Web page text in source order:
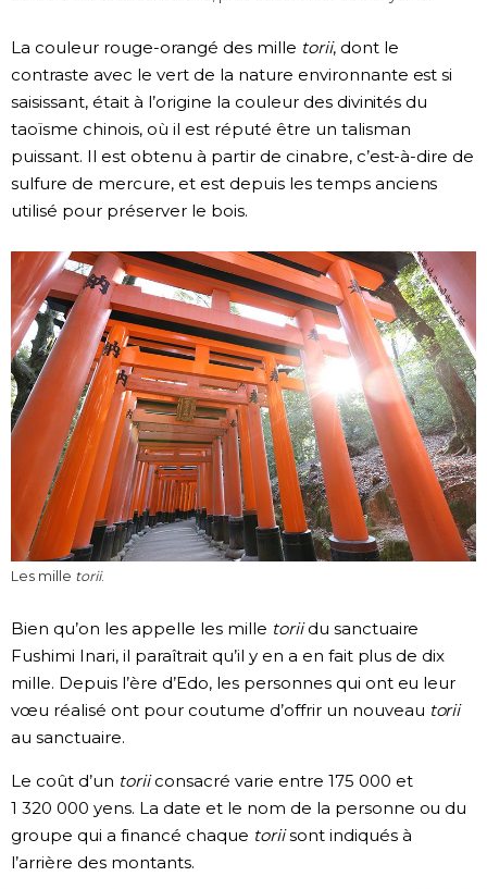
La couleur rouge-orangé des mille torii, dont le
contraste avec le vert de la nature environnante est si
saisissant, était à l’origine la couleur des divinités du
taoïsme chinois, où il est réputé être un talisman
puissant. Il est obtenu à partir de cinabre, c’est-à-dire de
sulfure de mercure, et est depuis les temps anciens
utilisé pour préserver le bois.
Les mille torii.
Bien qu’on les appelle les mille toriidu sanctuaire
Fushimi Inari, il paraîtrait qu’il y en a en fait plus de dix
mille. Depuis l’ère d’Edo, les personnes qui ont eu leur
vœu réalisé ont pour coutume d’offrir un nouveau torii
au sanctuaire.
Le coût d’un toriiconsacré varie entre 175 000 et
1 320 000 yens. La date et le nom de la personne ou du
groupe qui a financé chaque toriisont indiqués à
l’arrière des montants.